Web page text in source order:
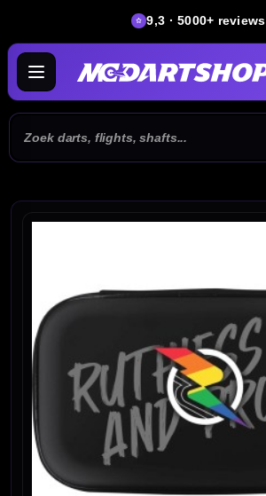
9,3 · 5000+ reviews